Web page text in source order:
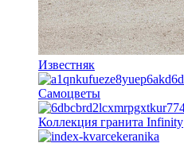
Известняк
Самоцветы
Коллекция гранита Infinity